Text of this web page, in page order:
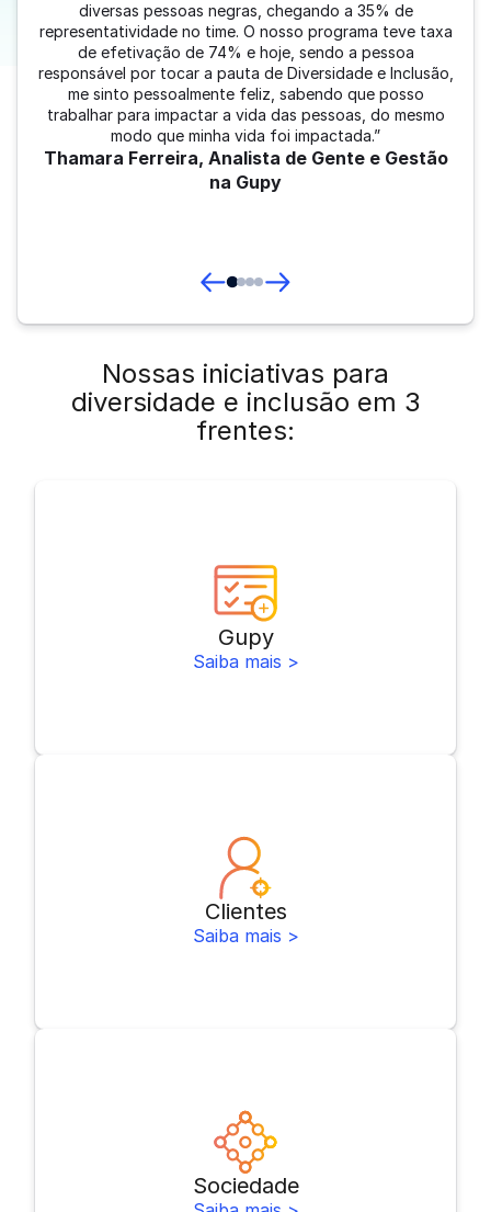
Thamara Ferreira, Analista de Gente e Gestão
na Gupy
diversas pessoas negras, chegando a 35% de
representatividade no time. O nosso programa teve taxa
de efetivação de 74% e hoje, sendo a pessoa
responsável por tocar a pauta de Diversidade e Inclusão,
me sinto pessoalmente feliz, sabendo que posso
trabalhar para impactar a vida das pessoas, do mesmo
modo que minha vida foi impactada.”
Nossas iniciativas para
diversidade e inclusão em 3
frentes:
Gupy
Saiba mais >
Clientes
Saiba mais >
Sociedade